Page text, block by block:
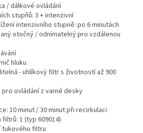
/ dálkové ovládání
stupňů: 3 + intenzivní
intenzivního stupně: po 6 minutách
otočný / odnímatelný pro vzdálenou
hluku
- uhlíkový filtr s životností až 900
pro ovládání z varné desky
10 minut / 30 minut při recirkulaci
1 (typ 609014)
tukového filtru